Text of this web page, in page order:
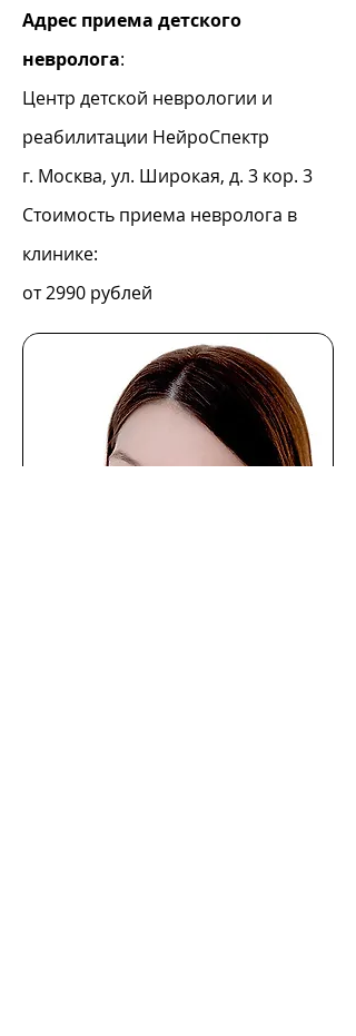
Адрес приема детского
невролога:
Центр детской неврологии и
реабилитации НейроСпектр
г. Москва, ул. Широкая, д. 3 кор. 3
Стоимость приема невролога в
клинике:
от 2990 рублей